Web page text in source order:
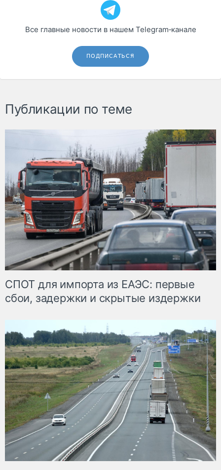
Все главные новости в нашем Telegram‑канале
ПОДПИСАТЬСЯ
Публикации по теме
СПОТ для импорта из ЕАЭС: первые
сбои, задержки и скрытые издержки